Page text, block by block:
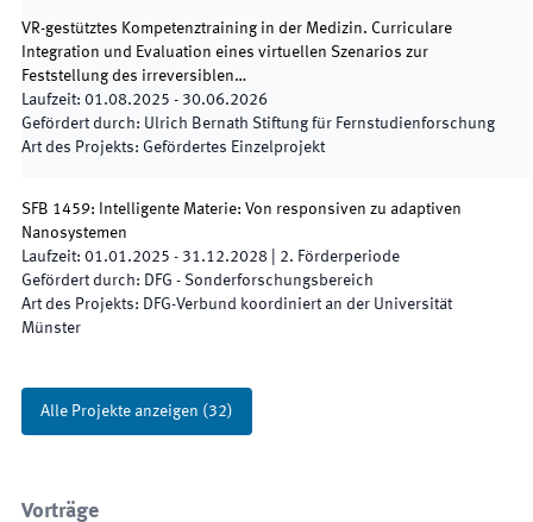
VR-gestütztes Kompetenztraining in der Medizin. Curriculare
Integration und Evaluation eines virtuellen Szenarios zur
Feststellung des irreversiblen…
Laufzeit: 01.08.2025 - 30.06.2026
Gefördert durch: Ulrich Bernath Stiftung für Fernstudienforschung
Art des Projekts: Gefördertes Einzelprojekt
SFB 1459: Intelligente Materie: Von responsiven zu adaptiven
Nanosystemen
Laufzeit: 01.01.2025 - 31.12.2028 2. Förderperiode
Gefördert durch: DFG - Sonderforschungsbereich
Art des Projekts: DFG-Verbund koordiniert an der Universität
Münster
Alle Projekte anzeigen (32)
Vorträge